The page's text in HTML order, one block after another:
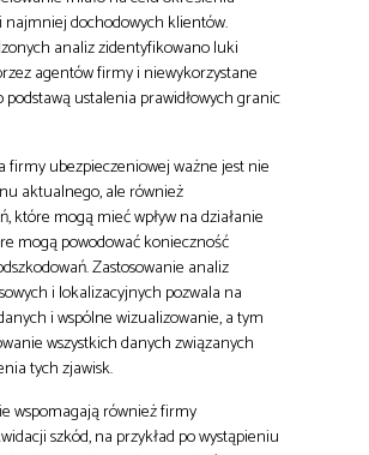
dochodowych klientów.
analiz zidentyfikowano luki
agentów firmy i niewykorzystane
podstawą ustalenia prawidłowych granic
firmy ubezpieczeniowej ważne jest nie
aktualnego, ale również
które mogą mieć wpływ na działanie
mogą powodować konieczność
Zastosowanie analiz
i lokalizacyjnych pozwala na
i wspólne wizualizowanie, a tym
wszystkich danych związanych
tych zjawisk.
wspomagają również firmy
szkód, na przykład po wystąpieniu